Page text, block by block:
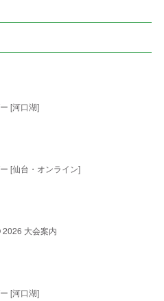
[河口湖]
[仙台・オンライン]
大会案内
[河口湖]